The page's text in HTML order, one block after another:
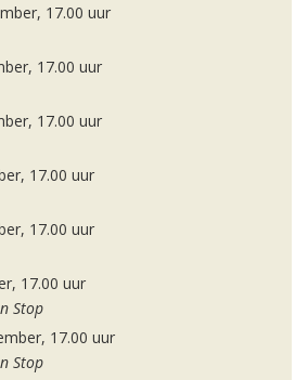
17.00 uur
17.00 uur
17.00 uur
17.00 uur
17.00 uur
17.00 uur
Stop
17.00 uur
Stop